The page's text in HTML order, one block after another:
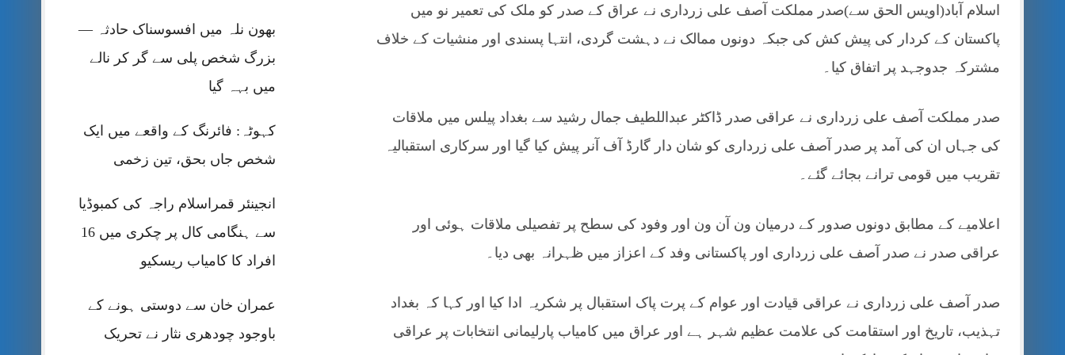
بھون نلہ میں افسوسناک حادثہ —
بزرگ شخص پلی سے گر کر نالے
میں بہہ گیا
کہوٹہ: فائرنگ کے واقعے میں ایک
شخص جاں بحق، تین زخمی
انجینئر قمراسلام راجہ کی کمبوڈیا
سے ہنگامی کال پر چکری میں 16
افراد کا کامیاب ریسکیو
عمران خان سے دوستی ہونے کے
باوجود چودھری نثار نے تحریک
اسلام آباد(اویس الحق سے)صدر مملکت آصف علی زرداری نے عراق کے صدر کو ملک کی تعمیر نو میں
پاکستان کے کردار کی پیش کش کی جبکہ دونوں ممالک نے دہشت گردی، انتہا پسندی اور منشیات کے خلاف
مشترکہ جدوجہد پر اتفاق کیا۔
صدر مملکت آصف علی زرداری نے عراقی صدر ڈاکٹر عبداللطیف جمال رشید سے بغداد پیلس میں ملاقات
کی جہاں ان کی آمد پر صدر آصف علی زرداری کو شان دار گارڈ آف آنر پیش کیا گیا اور سرکاری استقبالیہ
تقریب میں قومی ترانے بجائے گئے۔
اعلامیے کے مطابق دونوں صدور کے درمیان ون آن ون اور وفود کی سطح پر تفصیلی ملاقات ہوئی اور
عراقی صدر نے صدر آصف علی زرداری اور پاکستانی وفد کے اعزاز میں ظہرانہ بھی دیا۔
صدر آصف علی زرداری نے عراقی قیادت اور عوام کے پرت پاک استقبال پر شکریہ ادا کیا اور کہا کہ بغداد
تہذیب، تاریخ اور استقامت کی علامت عظیم شہر ہے اور عراق میں کامیاب پارلیمانی انتخابات پر عراقی